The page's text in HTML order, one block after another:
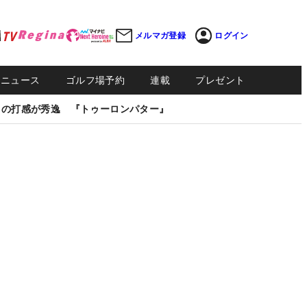
メルマガ登録 ログイン
ュース ゴルフ場予約 連載 プレゼント
打感が秀逸 『トゥーロンパター』